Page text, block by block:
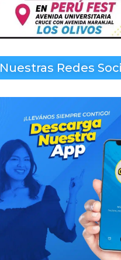
Nuestras Redes